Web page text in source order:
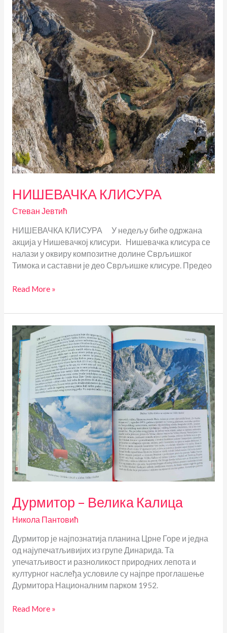
НИШЕВАЧКА КЛИСУРА
Стеван Јевтић
НИШЕВАЧКА КЛИСУРА У недељу биће одржана
акција у Нишевачкој клисури. Нишевачка клисура се
налази у оквиру композитне долине Сврљишког
Тимока и саставни је део Сврљишке клисуре. Предео
НИШЕВАЧКА
Read More »
Дурмитор – Велика Калица
Никола Пантовић
Дурмитор је најпознатија планина Црне Горе и једна
од најупечатљивијих из групе Динарида. Та
упечатљивост и разноликост природних лепота и
културног наслеђа условиле су најпре проглашење
Дурмитора Националним парком 1952.
Дурмитор
Read More »